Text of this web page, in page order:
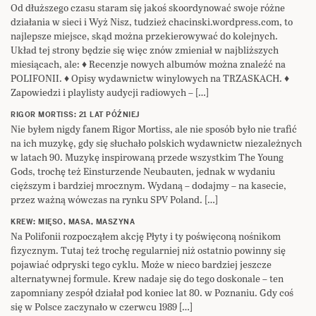
Od dłuższego czasu staram się jakoś skoordynować swoje różne
działania w sieci i Wyż Nisz, tudzież chacinski.wordpress.com, to
najlepsze miejsce, skąd można przekierowywać do kolejnych.
Układ tej strony będzie się więc znów zmieniał w najbliższych
miesiącach, ale: ♦ Recenzje nowych albumów można znaleźć na
POLIFONII. ♦ Opisy wydawnictw winylowych na TRZASKACH. ♦
Zapowiedzi i playlisty audycji radiowych – […]
RIGOR MORTISS: 21 LAT PÓŹNIEJ
Nie byłem nigdy fanem Rigor Mortiss, ale nie sposób było nie trafić
na ich muzykę, gdy się słuchało polskich wydawnictw niezależnych
w latach 90. Muzykę inspirowaną przede wszystkim The Young
Gods, trochę też Einsturzende Neubauten, jednak w wydaniu
cięższym i bardziej mrocznym. Wydaną – dodajmy – na kasecie,
przez ważną wówczas na rynku SPV Poland. […]
KREW: MIĘSO, MASA, MASZYNA
Na Polifonii rozpocząłem akcję Płyty i ty poświęconą nośnikom
fizycznym. Tutaj też trochę regularniej niż ostatnio powinny się
pojawiać odpryski tego cyklu. Może w nieco bardziej jeszcze
alternatywnej formule. Krew nadaje się do tego doskonale – ten
zapomniany zespół działał pod koniec lat 80. w Poznaniu. Gdy coś
się w Polsce zaczynało w czerwcu 1989 […]